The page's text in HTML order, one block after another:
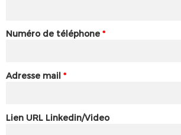
Numéro de téléphone *
Adresse mail *
Lien URL Linkedin/Video